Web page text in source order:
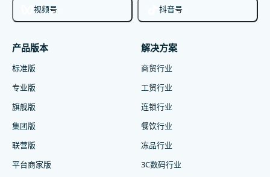
视频号 抖音号
产品版本
标准版
专业版
旗舰版
集团版
联营版
平台商家版
解决方案
商贸行业
工贸行业
连锁行业
餐饮行业
冻品行业
3C数码行业